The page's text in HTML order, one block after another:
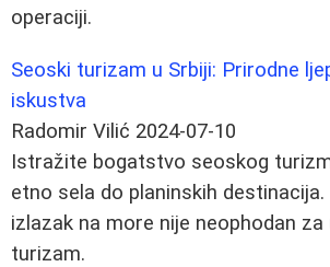
operaciji.
Seoski turizam u Srbiji: Prirodne
iskustva
Radomir Vilić 2024-07-10
Istražite bogatstvo seoskog
etno sela do planinskih
izlazak na more nije neophodan za
turizam.